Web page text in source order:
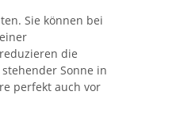
Sie können bei
die
Sonne in
perfekt auch vor